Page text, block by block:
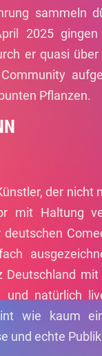
sammeln
2025
er quasi
Pflanzen.
der nicht
mit Haltung
Deutschland
und natürlich
wie kaum
und echte